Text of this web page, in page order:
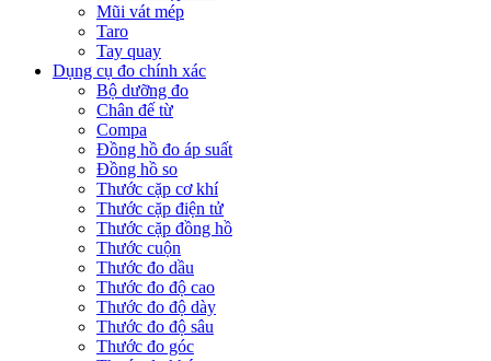
Mũi vát mép
Taro
Tay quay
Dụng cụ đo chính xác
Bộ dưỡng đo
Chân đế từ
Compa
Đồng hồ đo áp suất
Đồng hồ so
Thước cặp cơ khí
Thước cặp điện tử
Thước cặp đồng hồ
Thước cuộn
Thước đo dầu
Thước đo độ cao
Thước đo độ dày
Thước đo độ sâu
Thước đo góc